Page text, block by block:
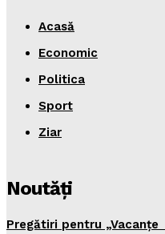
Acasă
Economic
Politica
Sport
Ziar
Noutăţi
Pregătiri pentru